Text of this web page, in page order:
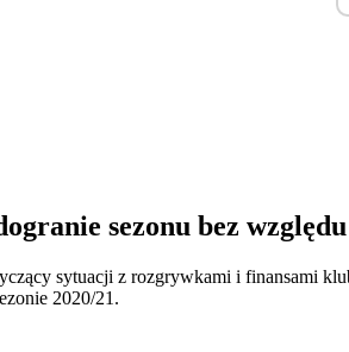
sezonu bez
sytuacji z rozgrywkami i finansami
2020/21.